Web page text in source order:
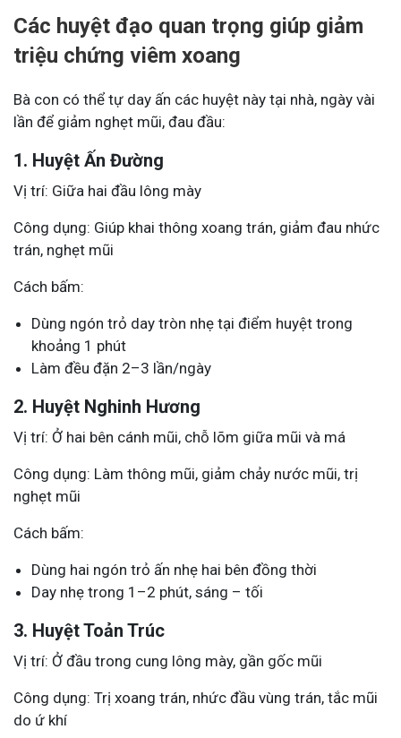
Các huyệt đạo quan trọng giúp giảm
triệu chứng viêm xoang
Bà con có thể tự day ấn các huyệt này tại nhà, ngày vài
lần để giảm nghẹt mũi, đau đầu:
1. Huyệt Ấn Đường
Vị trí: Giữa hai đầu lông mày
Công dụng: Giúp khai thông xoang trán, giảm đau nhức
trán, nghẹt mũi
Cách bấm:
Dùng ngón trỏ day tròn nhẹ tại điểm huyệt trong
khoảng 1 phút
Làm đều đặn 2–3 lần/ngày
2. Huyệt Nghinh Hương
Vị trí: Ở hai bên cánh mũi, chỗ lõm giữa mũi và má
Công dụng: Làm thông mũi, giảm chảy nước mũi, trị
nghẹt mũi
Cách bấm:
Dùng hai ngón trỏ ấn nhẹ hai bên đồng thời
Day nhẹ trong 1–2 phút, sáng – tối
3. Huyệt Toản Trúc
Vị trí: Ở đầu trong cung lông mày, gần gốc mũi
Công dụng: Trị xoang trán, nhức đầu vùng trán, tắc mũi
do ứ khí